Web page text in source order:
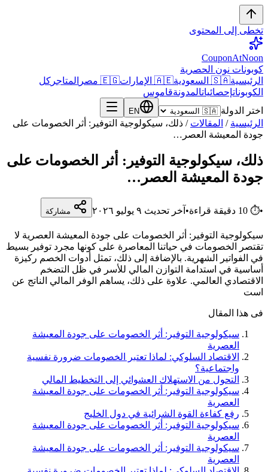
تخطى إلى المحتوى
CouponAtNoon
كوبونات نون الحصرية
الرئيسية🇸🇦 السعودية 🇦🇪 الإمارات 🇪🇬 مصر المتاجر كل
الكوبوناتإحصائياتالمدونةقاموس
اختر الدولة
EN
الرئيسية / المقالات / ذلك، سيكولوجية التوفير: أثر الخصومات على
جودة المعيشة العصر…
ذلك، سيكولوجية التوفير: أثر الخصومات على
جودة المعيشة العصر…
•
⏱
10 دقيقة قراءة• آخر تحديث ٩ يوليو ٢٠٢٦ مشاركة
سيكولوجية التوفير: أثر الخصومات على جودة المعيشة العصرية لا
تقتصر الخصومات في حياتنا المعاصرة على كونها مجرد توفير بسيط
في الفواتير الشهرية. بالإضافة إلى ذلك، تمثل أدوات الخصم ركيزة
أساسية في استدامة التوازن المالي للأسر في ظل التضخم
الاقتصادي العالمي. علاوة على ذلك، يساهم الوفر المالي الناتج عن
است
فى هذا المقال
سيكولوجية التوفير: أثر الخصومات على جودة المعيشة
العصرية
الاقتصاد السلوكي: لماذا تعتبر الخصومات ضرورة نفسية
واجتماعية؟
التحول من الاستهلاك العشوائي إلى التخطيط المالي
سيكولوجية التوفير: أثر الخصومات على جودة المعيشة
العصرية
رفع كفاءة القوة الشرائية في دول الخليج
سيكولوجية التوفير: أثر الخصومات على جودة المعيشة
العصرية
سيكولوجية التوفير: أثر الخصومات على جودة المعيشة
العصرية